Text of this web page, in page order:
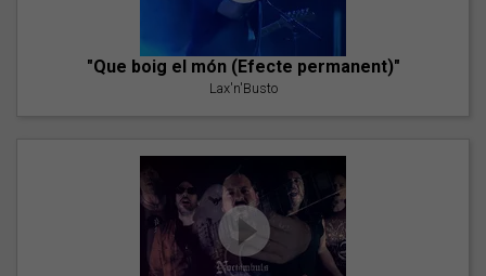
"Que boig el món (Efecte permanent)"
Lax'n'Busto